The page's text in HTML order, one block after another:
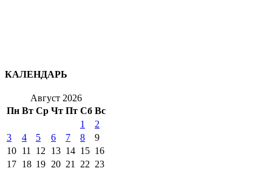
КАЛЕНДАРЬ
Август 2026
Пн Вт Ср Чт Пт Сб Вс
1
2
3
4 5 6 7 8
9
10 11 12 13 14 15 16
17 18 19 20 21 22 23